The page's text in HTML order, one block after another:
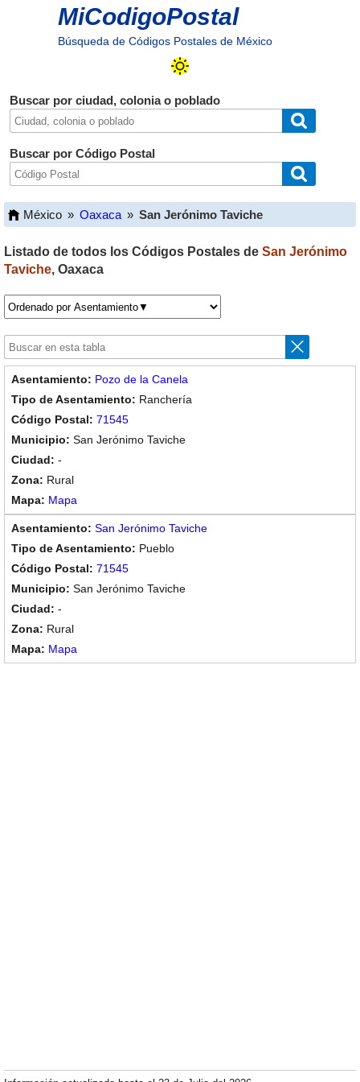
MiCodigoPostal
Búsqueda de Códigos Postales de México
Buscar por ciudad, colonia o poblado
Buscar por Código Postal
México » Oaxaca » San Jerónimo Taviche
Listado de todos los Códigos Postales de San Jerónimo
Taviche, Oaxaca
Pozo de la Canela
Ranchería
71545
San Jerónimo Taviche
-
Rural
Mapa
San Jerónimo Taviche
Pueblo
71545
San Jerónimo Taviche
-
Rural
Mapa